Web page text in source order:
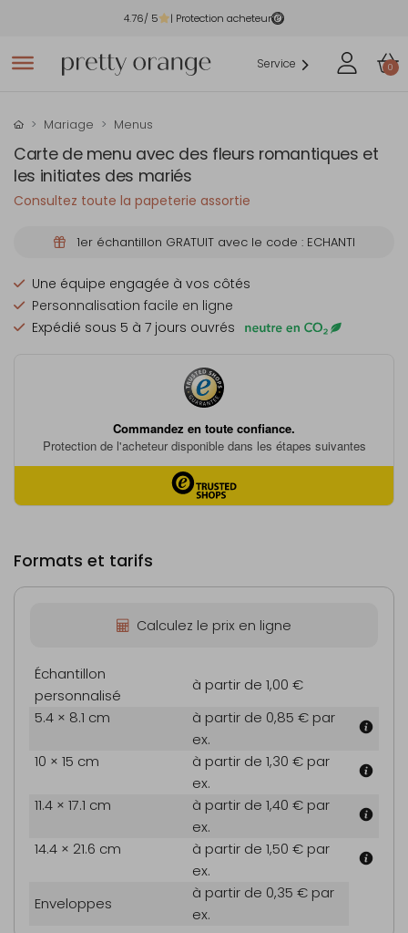
4.76/ 5 | Protection acheteur
Service 0
Mariage Menus
Carte de menu avec des fleurs romantiques et
les initiates des mariés
Consultez toute la papeterie assortie
1er échantillon GRATUIT avec le code : ECHANTI
Une équipe engagée à vos côtés
Personnalisation facile en ligne
Expédié sous 5 à 7 jours ouvrés
Formats et tarifs
Calculez le prix en ligne
Échantillon
personnalisé
à partir de 1,00 €
5.4 × 8.1 cm
à partir de 0,85 € par
ex.
10 × 15 cm
à partir de 1,30 € par
ex.
11.4 × 17.1 cm
à partir de 1,40 € par
ex.
14.4 × 21.6 cm
à partir de 1,50 € par
ex.
Enveloppes
à partir de 0,35 € par
ex.